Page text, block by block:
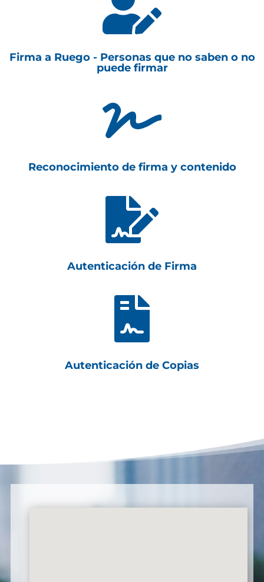

Firma a Ruego - Personas que no saben o no
puede firmar

Reconocimiento de firma y contenido

Autenticación de Firma

Autenticación de Copias